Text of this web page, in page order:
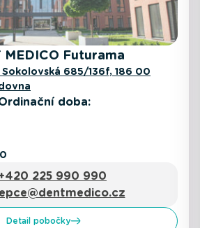
MEDICO Futurama
Sokolovská 685/136f, 186 00
doba:
225 990 990
Detail pobočky